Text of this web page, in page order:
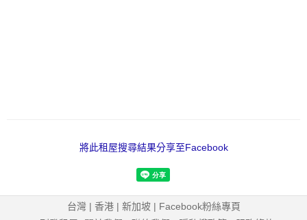
將此租屋搜尋結果分享至Facebook
台灣| 香港| 新加坡| Facebook粉絲專頁